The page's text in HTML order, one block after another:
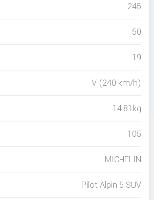
245
50
19
V (240 km/h)
14.81kg
105
MICHELIN
Pilot Alpin 5 SUV